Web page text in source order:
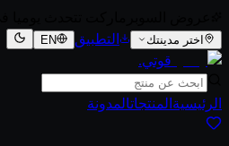
اختر مدينتك التطبيق EN
قوتي.
الرئيسية المنتجاتالمدونة